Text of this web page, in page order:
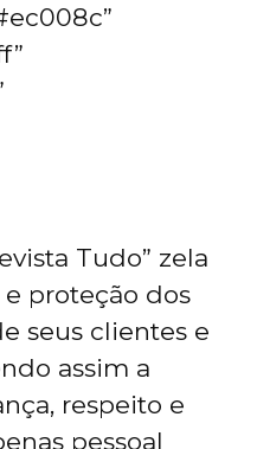
Tudo” zela
proteção dos
seus clientes e
assim a
respeito e
pessoal